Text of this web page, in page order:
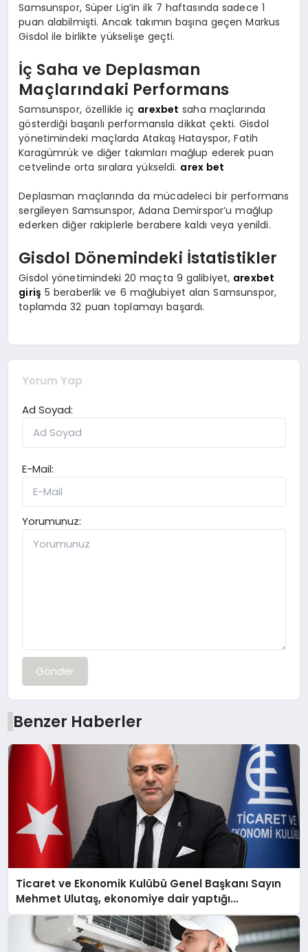
Samsunspor, Süper Lig’in ilk 7 haftasında sadece 1
puan alabilmişti. Ancak takımın başına geçen Markus
Gisdol ile birlikte yükselişe geçti.
İç Saha ve Deplasman
Maçlarındaki Performans
Samsunspor, özellikle iç arexbet saha maçlarında
gösterdiği başarılı performansla dikkat çekti. Gisdol
yönetimindeki maçlarda Atakaş Hatayspor, Fatih
Karagümrük ve diğer takımları mağlup ederek puan
cetvelinde orta sıralara yükseldi. arex bet
Deplasman maçlarında da mücadeleci bir performans
sergileyen Samsunspor, Adana Demirspor’u mağlup
ederken diğer rakiplerle berabere kaldı veya yenildi.
Gisdol Dönemindeki İstatistikler
Gisdol yönetimindeki 20 maçta 9 galibiyet, arexbet
giriş 5 beraberlik ve 6 mağlubiyet alan Samsunspor,
toplamda 32 puan toplamayı başardı.
Yorum Yap
Ad Soyad:
E-Mail:
Yorumunuz:
Gönder
Benzer Haberler
Ticaret ve Ekonomik Kulübü Genel Başkanı Sayın
Mehmet Ulutaş, ekonomiye dair yaptığı
açıklamada şunları kaydetti: